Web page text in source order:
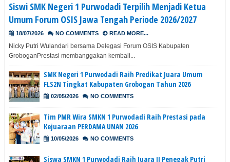
Siswi SMK Negeri 1 Purwodadi Terpilih Menjadi Ketua
Umum Forum OSIS Jawa Tengah Periode 2026/2027
18/07/2026 NO COMMENTS READ MORE...
Nicky Putri Wulandari bersama Delegasi Forum OSIS Kabupaten
GroboganPrestasi membanggakan kembali...
SMK Negeri 1 Purwodadi Raih Predikat Juara Umum
FLS2N Tingkat Kabupaten Grobogan Tahun 2026
02/05/2026 NO COMMENTS
Tim PMR Wira SMKN 1 Purwodadi Raih Prestasi pada
Kejuaraan PERDAMA UNAN 2026
10/05/2026 NO COMMENTS
Siswa SMKN 1 Purwodadi Raih Juara II Penegak Putri